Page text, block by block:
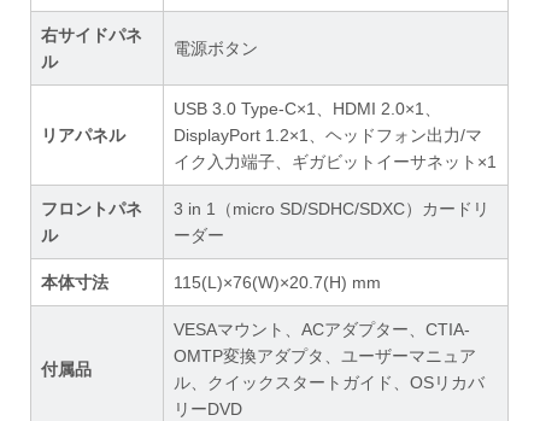
右サイドパネ
ル
電源ボタン
リアパネル
USB 3.0 Type-C×1、HDMI 2.0×1、
DisplayPort 1.2×1、ヘッドフォン出力/マ
イク入力端子、ギガビットイーサネット×1
フロントパネ
ル
3 in 1（micro SD/SDHC/SDXC）カードリ
ーダー
本体寸法 115(L)×76(W)×20.7(H) mm
付属品
VESAマウント、ACアダプター、CTIA-
OMTP変換アダプタ、ユーザーマニュア
ル、クイックスタートガイド、OSリカバ
リーDVD